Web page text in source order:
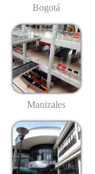
Bogotá
Manizales